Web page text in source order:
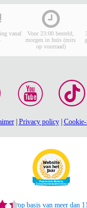
vanaf
Voor 23:00 besteld,
morgen in huis (mits
op voorraad)
| Privacy policy|
op basis van meer dan